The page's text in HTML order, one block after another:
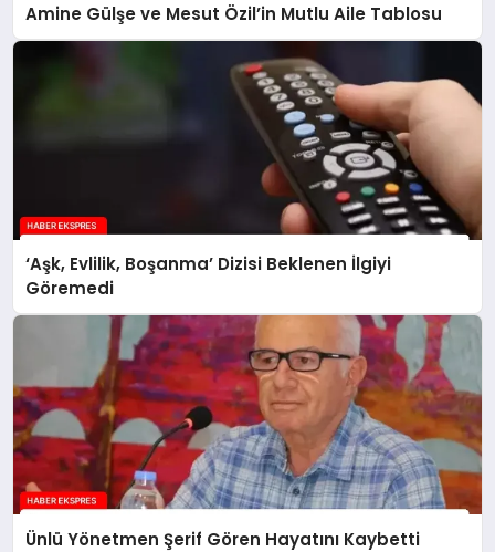
Amine Gülşe ve Mesut Özil’in Mutlu Aile Tablosu
‘Aşk, Evlilik, Boşanma’ Dizisi Beklenen İlgiyi
Göremedi
Ünlü Yönetmen Şerif Gören Hayatını Kaybetti